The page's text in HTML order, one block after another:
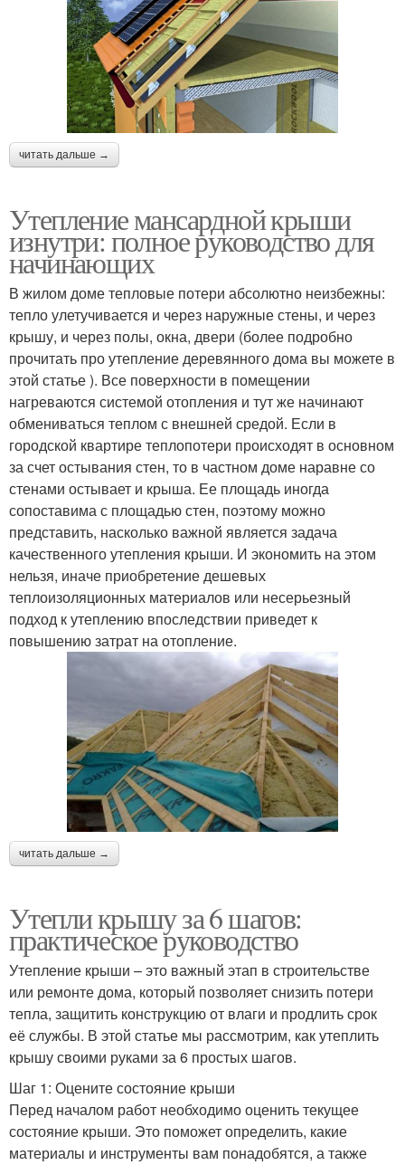
читать дальше →
Утепление мансардной крыши
изнутри: полное руководство для
начинающих
В жилом доме тепловые потери абсолютно неизбежны:
тепло улетучивается и через наружные стены, и через
крышу, и через полы, окна, двери (более подробно
прочитать про утепление деревянного дома вы можете в
этой статье ). Все поверхности в помещении
нагреваются системой отопления и тут же начинают
обмениваться теплом с внешней средой. Если в
городской квартире теплопотери происходят в основном
за счет остывания стен, то в частном доме наравне со
стенами остывает и крыша. Ее площадь иногда
сопоставима с площадью стен, поэтому можно
представить, насколько важной является задача
качественного утепления крыши. И экономить на этом
нельзя, иначе приобретение дешевых
теплоизоляционных материалов или несерьезный
подход к утеплению впоследствии приведет к
повышению затрат на отопление.
читать дальше →
Утепли крышу за 6 шагов:
практическое руководство
Утепление крыши – это важный этап в строительстве
или ремонте дома, который позволяет снизить потери
тепла, защитить конструкцию от влаги и продлить срок
её службы. В этой статье мы рассмотрим, как утеплить
крышу своими руками за 6 простых шагов.
Шаг 1: Оцените состояние крыши
Перед началом работ необходимо оценить текущее
состояние крыши. Это поможет определить, какие
материалы и инструменты вам понадобятся, а также